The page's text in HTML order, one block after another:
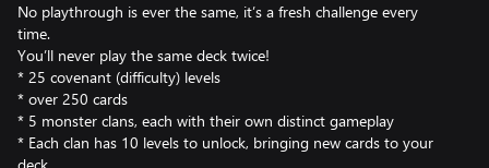
No playthrough is ever the same, it’s a fresh challenge every
time.
You’ll never play the same deck twice!
* 25 covenant (difficulty) levels
* over 250 cards
* 5 monster clans, each with their own distinct gameplay
* Each clan has 10 levels to unlock, bringing new cards to your